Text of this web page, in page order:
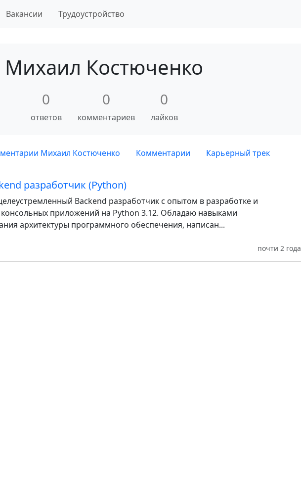
Вакансии Трудоустройство
Михаил Костюченко
0
ответов
0
комментариев
0
лайков
Михаил Костюченко Комментарии Карьерный трек
разработчик (Python)
Backend разработчик с опытом в разработке и
приложений на Python 3.12. Обладаю навыками
архитектуры программного обеспечения, написан...
почти 2 года